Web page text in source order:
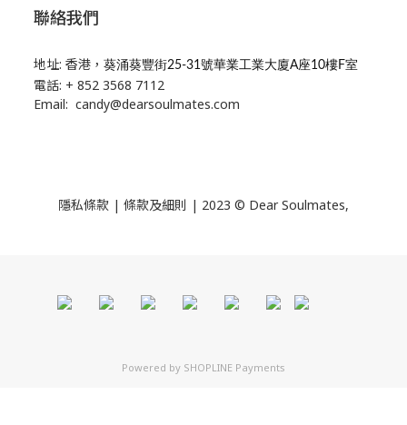
聯絡我們
地址: 香港， 葵涌葵豐街25-31號華業工業大廈A座10樓F室
電話: + 852 3568 7112
Email: candy@dearsoulmates.com
隱私條款 | 條款及細則 | 2023 © Dear Soulmates,
Powered by SHOPLINE Payments